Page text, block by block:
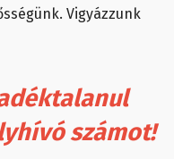
Vigyázzunk
számot!